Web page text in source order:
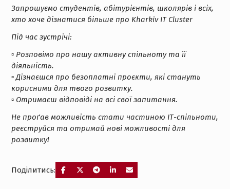
Запрошуємо студентів, абітурієнтів, школярів і всіх,
хто хоче дізнатися більше про Kharkiv IT Cluster
Під час зустрічі:
▫️ Розповімо про нашу активну спільноту та її
діяльність.
▫️ Дізнаєшся про безоплатні проєкти, які стануть
корисними для твого розвитку.
▫️ Отримаєш відповіді на всі свої запитання.
Не проґав можливість стати частиною ІТ-спільноти,
реєструйся та отримай нові можливості для
розвитку!
Поділитись: